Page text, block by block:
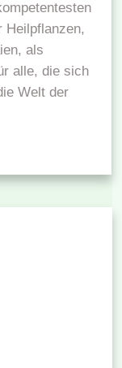
Heilpflanzen,
als
alle, die sich
Welt der